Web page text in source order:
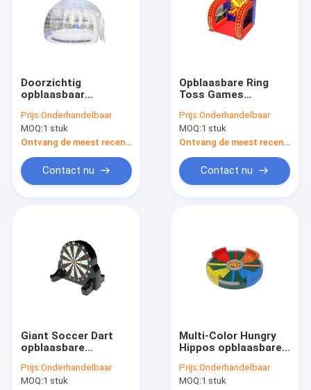
Doorzichtig
opblaasbaar
familiekampen
Prijs:Onderhandelbaar
MOQ:1 stuk
Contact nu
Opblaasbare Ring
Toss Games
Voor Playground Park
Prijs:Onderhandelbaar
MOQ:1 stuk
Contact nu
Giant Soccer Dart
opblaasbare
Indoor Outdoor
Playground Park
Prijs:Onderhandelbaar
MOQ:1 stuk
Multi-Color Hungry
Hippos opblaasbare
voor volwassenen
Tiener
Prijs:Onderhandelbaar
MOQ:1 stuk